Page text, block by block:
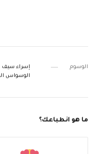
الوسوم إسراء سيف
الوسواس
ما هو انطباعك؟